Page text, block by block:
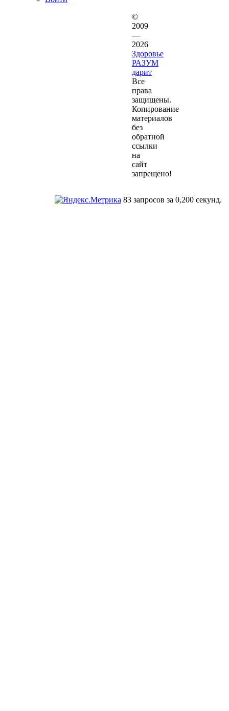
©
2009
—
2026
Здоровье
РАЗУМ
дарит
Все
права
защищены.
Копирование
материалов
без
обратной
ссылки
на
сайт
запрещено!
83 запросов за 0,200 секунд.